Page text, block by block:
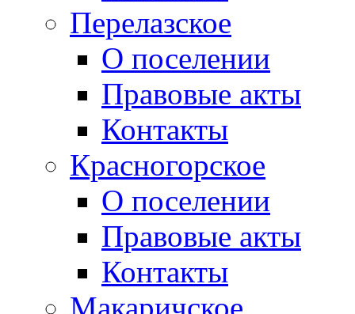
Перелазское
О поселении
Правовые акты
Контакты
Красногорское
О поселении
Правовые акты
Контакты
Макаричское